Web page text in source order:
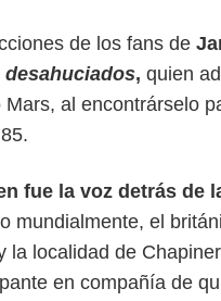
de los fans de
, quien
al encontrárselo
fue la voz detrás de
mundialmente, el
la localidad de
en compañía de